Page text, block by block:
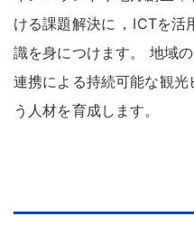
ける課題解決に ， ICTを活
識を身につけます。 地域
連携による持続可能な観
う人材を育成します。